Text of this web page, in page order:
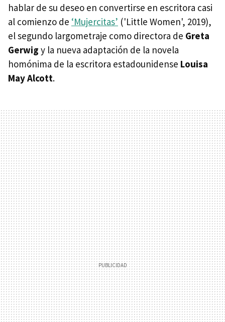
hablar de su deseo en convertirse en escritora casi
al comienzo de ‘Mujercitas’ ('Little Women', 2019),
el segundo largometraje como directora de Greta
Gerwig y la nueva adaptación de la novela
homónima de la escritora estadounidense Louisa
May Alcott.